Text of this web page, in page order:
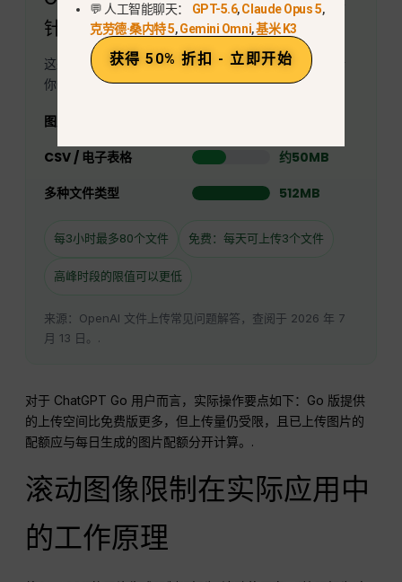
针对 Go 的生成图像计数器
这些限制有助于图像上传和文件分析。它们并不能告诉
你ChatGPT Go每天会生成多少张新图像。.
图片上传
CSV / 电子表格
约50MB
多种文件类型
512MB
每3小时最多80个文件 免费：每天可上传3个文件
高峰时段的限值可以更低
来源：OpenAI 文件上传常见问题解答，查阅于 2026 年 7
月 13 日。.
对于 ChatGPT Go 用户而言，实际操作要点如下：Go 版提供
的上传空间比免费版更多，但上传量仍受限，且已上传图片的
配额应与每日生成的图片配额分开计算。.
滚动图像限制在实际应用中
的工作原理
💬 人工智能聊天： GPT-5.6,Claude Opus 5,
克劳德·桑内特 5,Gemini Omni,基米 K3
获得 50% 折扣 - 立即开始